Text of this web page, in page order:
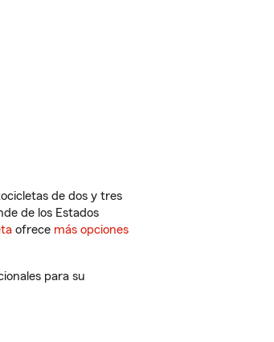
de dos y tres
de los Estados
ofrece más opciones
para su